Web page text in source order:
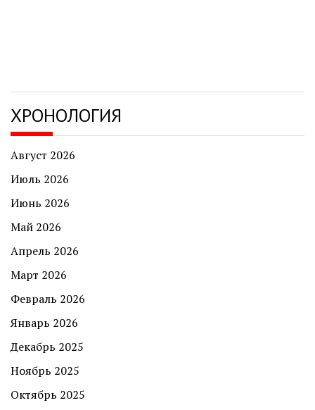
ХРОНОЛОГИЯ
Август 2026
Июль 2026
Июнь 2026
Май 2026
Апрель 2026
Март 2026
Февраль 2026
Январь 2026
Декабрь 2025
Ноябрь 2025
Октябрь 2025